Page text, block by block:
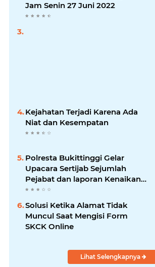
Jam Senin 27 Juni 2022
Kejahatan Terjadi Karena Ada
Niat dan Kesempatan
Polresta Bukittinggi Gelar
Upacara Sertijab Sejumlah
Pejabat dan laporan Kenaikan
Pangkat Pengabdian
Solusi Ketika Alamat Tidak
Muncul Saat Mengisi Form
SKCK Online
Lihat Selengkapnya